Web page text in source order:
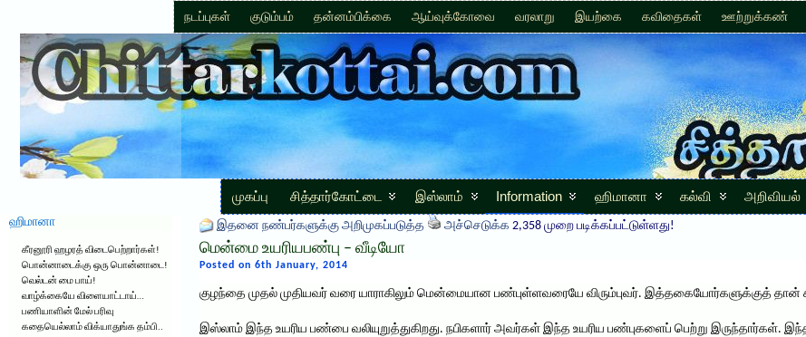
நடப்புகள் குடும்பம் தன்னம்பிக்கை ஆய்வுக்கோவை வரலாறு இயற்கை கவிதைகள் ஊற்றுக்கண்
முகப்பு சித்தார்கோட்டை இஸ்லாம் Information ஹிமானா கல்வி அறிவியல்
ஹிமானா
கீரனூரி ஹழரத் விடைபெற்றார்கள்!
பொன்னாடைக்கு ஒரு பொன்னாடை!
வெல்டன் மை பாய்!
வாழ்க்கையே விளையாட்டாய்…
பணியாளின் மேல் பரிவு
கதையெல்லாம் விக்யாதுங்க தம்பி..
இதனை நண்பர்களுக்கு அறிமுகப்படுத்த அச்செடுக்க 2,358 முறை படிக்கப்பட்டுள்ளது!
மென்மை உயரியபண்பு – வீடியோ
Posted on 6th January, 2014
குழந்தை முதல் முதியவர் வரை யாராகிலும் மென்மையான பண்புள்ளவரையே விரும்புவர். இத்தகையோர்களுக்குத் தான்
இஸ்லாம் இந்த உயரிய பண்பை வலியுறுத்துகிறது. நபிகளார் அவர்கள் இந்த உயரிய பண்புகளைப் பெற்று